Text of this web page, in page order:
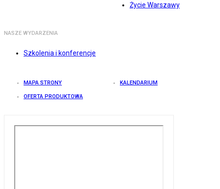
Życie Warszawy
NASZE WYDARZENIA
Szkolenia i konferencje
MAPA STRONY KALENDARIUM
OFERTA PRODUKTOWA